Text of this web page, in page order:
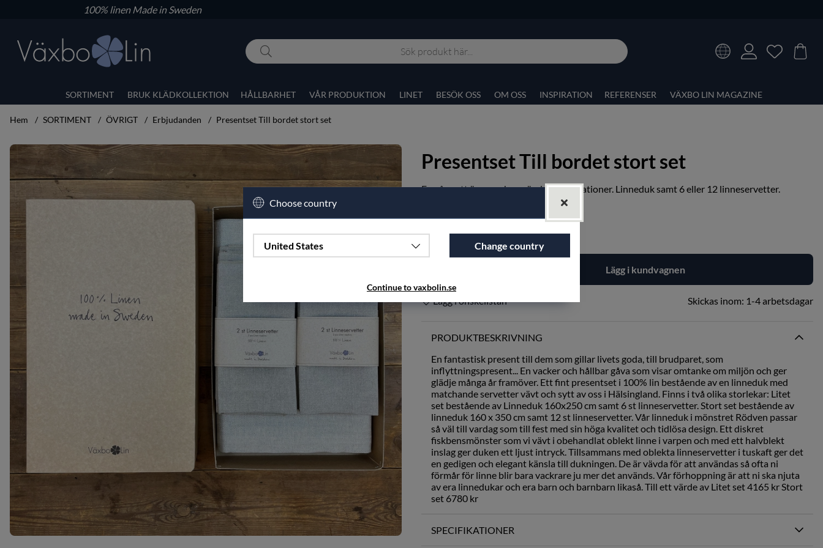
100% linenMade in Sweden
SORTIMENT BRUK KLÄDKOLLEKTION HÅLLBARHET VÅR PRODUKTION LINET BESÖK OSS OM OSS INSPIRATION REFERENSER VÄXBO LIN MAGAZINE
Hem SORTIMENT ÖVRIGT Erbjudanden Presentset Till bordet stort set
Produktbilder Presentset Till bordet stort set Presentset Till bordet stort set
En gåva att ärvas och användas i generationer. Linneduksamt 6 eller 12 linneservetter.
Lägg i kundvagnen
Lägg i önskelistan Skickas inom: 1-4 arbetsdagar
PRODUKTBESKRIVNING
En fantastisk present till dem som gillar livets goda, till brudparet, som
inflyttningspresent... En vacker och hållbar gåva som visar omtanke om miljön och ger
glädje många år framöver. Ett fint presentset i 100% lin bestående av en linneduk med
matchande servetter vävt och sytt av oss i Hälsingland. Finns i två olika storlekar: Litet
set bestående av Linneduk 160x250 cm samt 6 st linneservetter. Stort set bestående av
linneduk 160 x 350 cm samt 12 st linneservetter. Vår linneduk i mönstret Rödven passar
så väl till vardag som till fest med sin höga kvalitet och tidlösa design. Ett diskret
fiskbensmönster som vi vävt i obehandlat oblekt linne i varpen och med ett halvblekt
inslag ger duken ett ljust intryck. Tillsammans med oblekta linneservetter i tuskaft ger det
en gedigen och elegant känsla till dukningen. De är vävda för att användas så ofta ni
förmår för linne blir bara vackrare ju mer det används. Vår förhoppning är att ni ska njuta
av era linnedukar och era barn och barnbarn likaså. Till ett värde av Litet set 4165 kr Stort
set 6780 kr
SPECIFIKATIONER
Choose country
United States Change country
Continue to vaxbolin.se